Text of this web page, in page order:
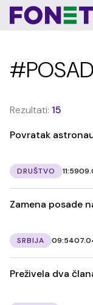
Rezultati: 15
Povratak
DRUŠTVO 11:59
Zamena posade
SRBIJA 09:54
Preživela dva